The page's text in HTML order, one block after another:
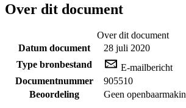
Over dit document
Over dit document
Datum document
28 juli 2020
Type bronbestand
E-mailbericht
Documentnummer
905510
Beoordeling
Geen